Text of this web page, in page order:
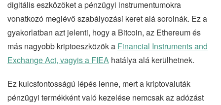
digitális eszközöket a pénzügyi instrumentumokra
vonatkozó meglévő szabályozási keret alá sorolnák. Ez a
gyakorlatban azt jelenti, hogy a Bitcoin, az Ethereum és
más nagyobb kriptoeszközök a Financial Instruments and
Exchange Act, vagyis a FIEA hatálya alá kerülhetnek.
Ez kulcsfontosságú lépés lenne, mert a kriptovaluták
pénzügyi termékként való kezelése nemcsak az adózást